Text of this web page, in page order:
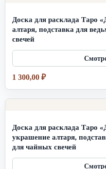
Доска для расклада Таро
алтаря, подставка для
свечей
1 300,00 ₽
Доска для расклада Таро
украшение алтаря,
для чайных свечей